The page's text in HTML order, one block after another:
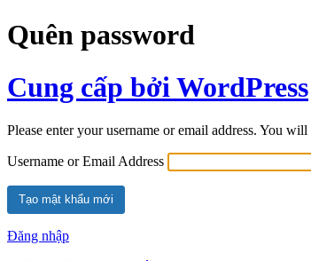
Quên password
Cung cấp bởi WordPress
Please enter your username or email address. You
Username or Email Address
Đăng nhập